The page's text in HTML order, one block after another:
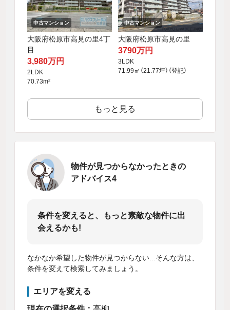
中古マンション
大阪府松原市高見の里4丁
目
3,980万円
2LDK
70.73m²
中古マンション
大阪府松原市高見の里
3790万円
3LDK
71.99㎡（21.77坪）（登記）
もっと見る
物件が見つからなかったときの
アドバイス4
条件を変えると、もっと素敵な物件に出
会えるかも!
なかなか希望した物件が見つからない...そんな方は、
条件を変えて検索してみましょう。
エリアを変える